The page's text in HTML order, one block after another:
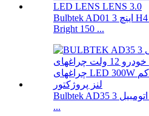
Bulbtek AD01 3 اینچ H4 H7 9005 9006 Super
Bright 150 ...
Bulbtek AD35 3 اینچ عمده فروشی اتومبیل SY
...